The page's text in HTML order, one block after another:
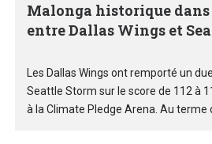
Malonga historique
entre Dallas Wings et
Les Dallas Wings ont remporté un
Seattle Storm sur le score de 112 à
à la Climate Pledge Arena. Au terme